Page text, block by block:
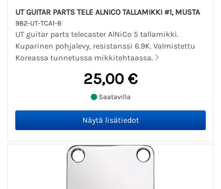
UT GUITAR PARTS TELE ALNICO TALLAMIKKI #1, MUSTA
982-UT-TCA1-B
UT guitar parts telecaster AlNiCo 5 tallamikki.
Kuparinen pohjalevy, resistanssi 6.9K. Valmistettu
Koreassa tunnetussa mikkitehtaassa.
25,00 €
Saatavilla